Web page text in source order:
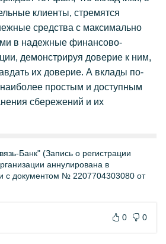
клиенты, стремятся
средства с максимально
в надежные финансово-
демонстрируя доверие к ним,
их доверие. А вклады по-
простым и доступным
сбережений и их
Банк" (Запись о регистрации
аннулирована в
с документом № 2207704303080 от
0 0